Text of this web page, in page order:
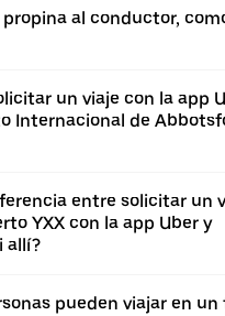
propina al conductor,
un viaje con la app
Internacional de
entre solicitar un
YXX con la app Uber y
allí?
pueden viajar en un